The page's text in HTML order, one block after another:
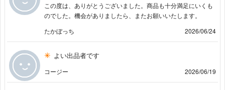
この度は、ありがとうございました。商品も十分満足にいくも
のでした。機会がありましたら、またお願いいたします。
たかぼっち
2026/06/24
よい出品者です
コージー 2026/06/19